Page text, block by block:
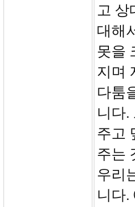
고 상
대해
못을
지며
다툼
니다.
주고
주는
우리
니다.